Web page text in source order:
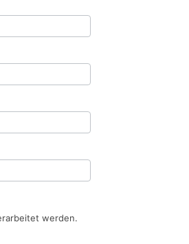
werden.